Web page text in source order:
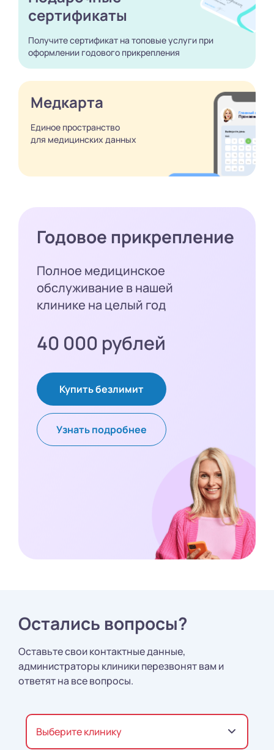
сертификаты
Получите сертификат на топовые услуги при
оформлении годового прикрепления
Медкарта
Единое пространство
для медицинских данных
Годовое прикрепление
Полное медицинское
обслуживание в нашей
клинике на целый год
40 000 рублей
Купить безлимит
Узнать подробнее
Остались вопросы?
Оставьте свои контактные данные,
администраторы клиники перезвонят вам и
ответят на все вопросы.
Выберите клинику